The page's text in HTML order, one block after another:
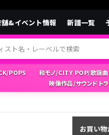
舗&イベント情報 新譜一覧
POPS 和モノ/CITY POP/歌謡曲
映像作品/サウンドト
お買い物